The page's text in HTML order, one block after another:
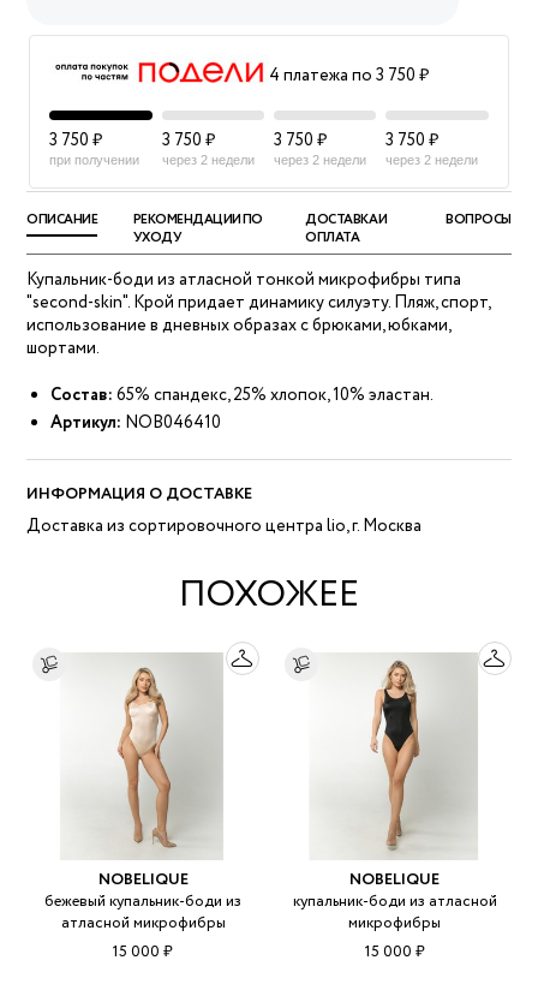
4 платежа по 3 750 ₽
3 750 ₽
при получении
3 750 ₽
через 2 недели
3 750 ₽
через 2 недели
3 750 ₽
через 2 недели
ОПИСАНИЕ
РЕКОМЕНДАЦИИ ПО
УХОДУ
ДОСТАВКА И
ОПЛАТА
ВОПРОСЫ
Купальник-боди из атласной тонкой микрофибры типа
"second-skin". Крой придает динамику силуэту. Пляж, спорт,
использование в дневных образах с брюками, юбками,
шортами.
Состав: 65% спандекс, 25% хлопок, 10% эластан.
Артикул: NOB046410
ИНФОРМАЦИЯ О ДОСТАВКЕ
Доставка из сортировочного центра lio, г. Москва
ПОХОЖЕЕ
NOBELIQUE
бежевый купальник-боди из
атласной микрофибры
15 000 ₽
NOBELIQUE
купальник-боди из атласной
микрофибры
15 000 ₽